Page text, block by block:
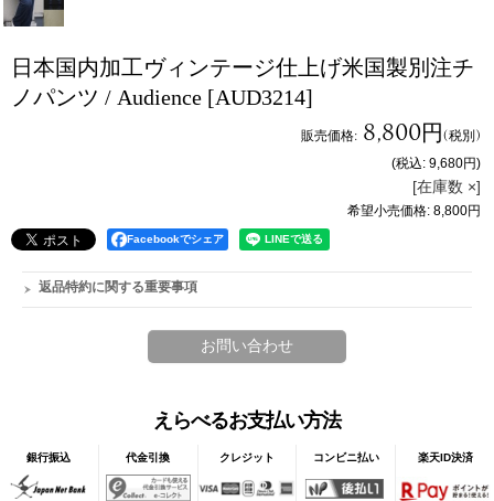
日本国内加工ヴィンテージ仕上げ米国製別注チ
ノパンツ / Audience [AUD3214]
販売価格: 8,800円(税別)
(税込: 9,680円)
[在庫数 ×]
希望小売価格: 8,800円
Facebookでシェア
返品特約に関する重要事項
えらべるお支払い方法
銀行振込 代金引換 クレジット コンビニ払い 楽天ID決済